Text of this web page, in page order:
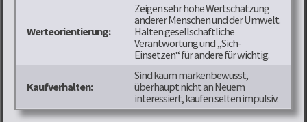
Werteorientierung:
Zeigen sehr hohe Wertschätzung
anderer Menschen und der Umwelt.
Halten gesellschaftliche
Verantwortung und „Sich-
Einsetzen“ für andere für wichtig.
Kaufverhalten:
Sind kaum markenbewusst,
überhaupt nicht an Neuem
interessiert, kaufen selten impulsiv.